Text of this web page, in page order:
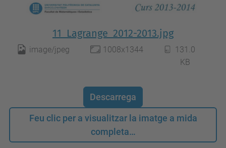
11_Lagrange_2012-2013.jpg
image/jpeg 1008x1344
131.0
KB
Descarrega
Feu clic per a visualitzar la imatge a mida
completa…